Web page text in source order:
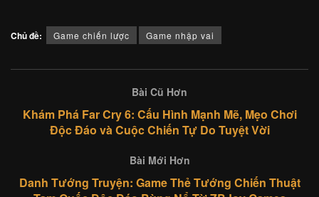
Chủ đề: Game chiến lược Game nhập vai
Bài Cũ Hơn
Khám Phá Far Cry 6: Cấu Hình Mạnh Mẽ, Mẹo Chơi
Độc Đáo và Cuộc Chiến Tự Do Tuyệt Vời
Bài Mới Hơn
Danh Tướng Truyện: Game Thẻ Tướng Chiến Thuật